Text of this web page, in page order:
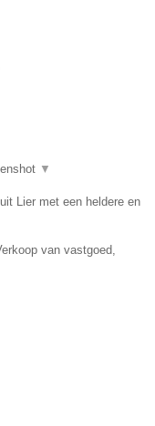
▼
Lier met een heldere en
van vastgoed,